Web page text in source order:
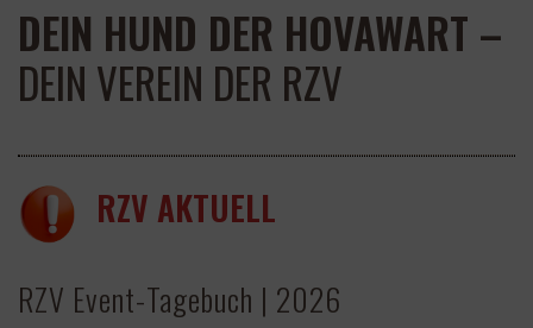
DEIN HUND DER HOVAWART –
DEIN VEREIN DER RZV
RZV AKTUELL
RZV Event-Tagebuch | 2026